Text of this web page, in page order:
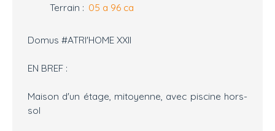
Terrain : 05 a 96 ca
Domus #ATRI'HOME XXII
EN BREF :
Maison d'un étage, mitoyenne, avec piscine hors-
sol